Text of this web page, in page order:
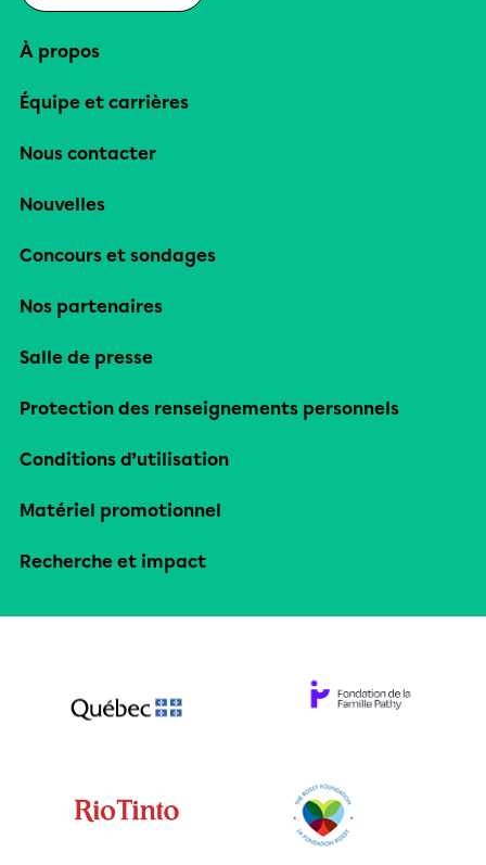
À propos
Équipe et carrières
Nous contacter
Nouvelles
Concours et sondages
Nos partenaires
Salle de presse
Protection des renseignements personnels
Conditions d’utilisation
Matériel promotionnel
Recherche et impact